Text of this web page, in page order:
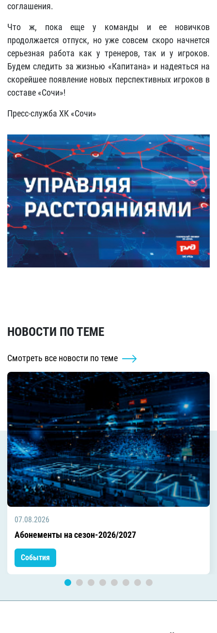
соглашения.
Что ж, пока еще у команды и ее новичков
продолжается отпуск, но уже совсем скоро начнется
серьезная работа как у тренеров, так и у игроков.
Будем следить за жизнью «Капитана» и надеяться на
скорейшее появление новых перспективных игроков в
составе «Сочи»!
Пресс-служба ХК «Сочи»
НОВОСТИ ПО ТЕМЕ
Смотреть все новости по теме
07.08.2026
Абонементы на сезон-2026/2027
События